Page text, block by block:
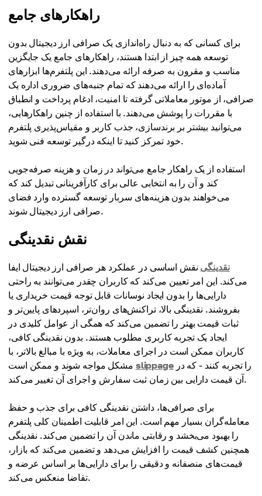
راهکارهای جامع
برای کسانی که به دنبال راه‌اندازی یک صرافی ارز دیجیتال بدون
توسعه همه چیز از ابتدا هستند، راهکارهای جامع یک جایگزین
مناسب و مقرون به صرفه ارائه می‌دهند. این پلتفرم‌ها ابزارهای
آماده‌ای را ارائه می‌دهند که تمام جنبه‌های ضروری اداره یک
صرافی، از موتور معاملاتی گرفته تا امنیت، ادغام پرداخت و انطباق
با مقررات را پوشش می‌دهند. با استفاده از چنین راهکارهایی،
می‌توانید بیشتر بر برندسازی، جذب کاربر و مقیاس‌پذیری پلتفرم
خود تمرکز کنید تا اینکه درگیر توسعه فنی شوید.
استفاده از یک راهکار جامع می‌تواند در زمان و هزینه صرفه‌جویی
کند و آن را به انتخابی عالی برای کارآفرینانی تبدیل کند که
می‌خواهند بدون هزینه‌های سربار توسعه گسترده وارد فضای
صرافی ارز دیجیتال شوند.
نقش نقدینگی
نقدینگی نقش اساسی در عملکرد هر صرافی ارز دیجیتال ایفا
می‌کند. این امر تعیین می‌کند که کاربران چقدر می‌توانند به راحتی
دارایی‌ها را بدون ایجاد نوسانات قابل توجه قیمت خریداری یا
بفروشند. نقدینگی بالا، تراکنش‌های روان‌تر، اسپردهای پایین‌تر و
ثبات قیمت بهتر را تضمین می‌کند که همگی از عوامل کلیدی در
ایجاد یک تجربه کاربری مطلوب هستند. بدون نقدینگی کافی،
کاربران ممکن است در اجرای معاملات، به ویژه با مبالغ بالاتر، با
slippageرا تجربه کنند - که در
آن قیمت دارایی بین زمان ثبت سفارش و اجرای آن تغییر می‌کند.
برای صرافی‌ها، داشتن نقدینگی کافی برای جذب و حفظ
معامله‌گران بسیار مهم است. این امر قابلیت اطمینان کلی پلتفرم
را بهبود می‌بخشد و رقابتی ماندن آن را تضمین می‌کند. نقدینگی
همچنین کشف قیمت را افزایش می‌دهد و تضمین می‌کند که بازار،
قیمت‌های منصفانه و دقیقی را برای دارایی‌ها بر اساس عرضه و
تقاضا منعکس می‌کند.